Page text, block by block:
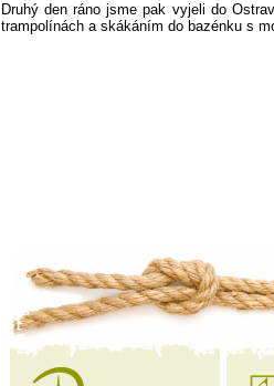
Druhý den ráno jsme pak vyjeli do
trampolínách a skákáním do bazénku s